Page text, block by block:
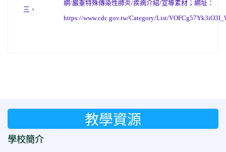
三、
網/嚴重特殊傳染性肺炎/疾病介紹/宣導素材；網址：
https://www.cdc.gov.tw/Category/List/
教學資源
學校簡介